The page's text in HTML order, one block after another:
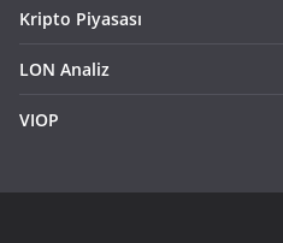
Kripto Piyasası
LON Analiz
VIOP